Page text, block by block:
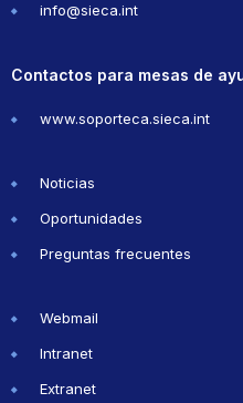
info@sieca.int
Contactos para mesas de
www.soporteca.sieca.int
Noticias
Oportunidades
Preguntas frecuentes
Webmail
Intranet
Extranet